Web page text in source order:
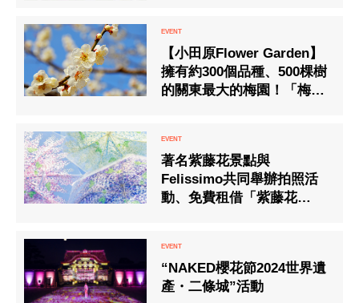
【小田原Flower Garden】
擁有約300個品種、500棵樹
的關東最大的梅園！「梅花
著名紫藤花景點與
Felissimo共同舉辦拍照活
動、免費租借「紫藤花
“NAKED櫻花節2024世界遺
產・二條城”活動